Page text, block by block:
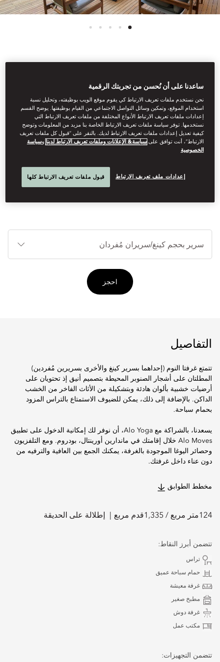
شقة بغرفتي نوم وحمام
سباحة
وغرفة معيشة واسعة، ومطبخ صغير، وتراس خارجي بحمام سباحة،
ومنطقة لتناول الطعام ودش.
احجز
التفاصيل
تتمتع غرفتا النوم (إحداهما بسرير كينغ والأخرى بسريرين مُفردين)
المطلتان على أشجار الصنوبر المحيطة بتصميم أنيق إذ تحتويان على
أرضيات خشبية بألوان هادئة وبتشكيلة من الأثاث الفاخر من الخشب
الداكن. بالإضافة إلى ذلك، يمكن للضيوف الاستمتاع بالتراس المزود
بحمام سباحة.
يسعدنا، بالشراكة مع Alo Yoga، أن نوفر لك إمكانية الدخول على تطبيق
Alo Moves خلال إقامتك في ماندارين أورينتال، بودروم. ومع التلفزيون
وحصائر اليوغا الموجودة بالغرفة، يمكنك الجمع بين العافية والترفيه من
دون عناء داخل غرفتك.
مخطط الطوابق
124متر مربع / 1,335قدم مربع إطلالة على الحديقة
تتضمن أبرز النقاط:
تراس
حمام سباحة عميق
غرفة معيشة
مطبخ صغير
غرفة دوش
مكتب عمل
تتضمن التجهيزات:
ساعدنا على أن نُحسن من تجربتك الرقمية
نحن نستخدم ملفات تعريف الارتباط كي يقوم موقع الويب بوظيفته، وتحليل نسبة
استخدام الموقع، وتمكين وسائل التواصل الاجتماعي من القيام بوظيفتها. يوضح القسم
إعدادات ملفات تعريف الارتباط الأنواع المختلفة من ملفات تعريف الارتباط التي
نستخدمها. توفر سياسة ملفات تعريف الارتباط الخاصة بنا مزيد من المعلومات وتوضح
كيفية تعديل إعدادات ملفات تعريف الارتباط لديك. بالنقر على “قبول كل ملفات تعريف
الارتباط”، أنت توافق علىسياسة& الإعلانات وملفات تعريف الارتباط لدينا وسياسة
الخصوصية
إعدادات ملف تعريف الارتباط قبول ملفات تعريف الارتباط كلها